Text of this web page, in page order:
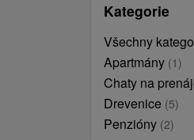
Kategorie
Všechny
Apartmány (1)
Chaty na
Drevenice (5)
Penzióny (2)